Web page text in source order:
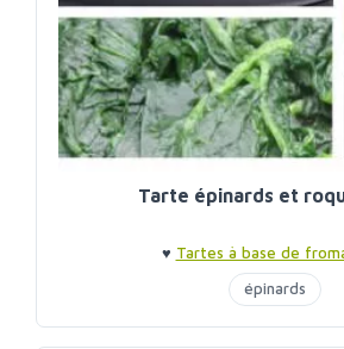
Tarte épinards et
♥ Tartes à base de
épinards